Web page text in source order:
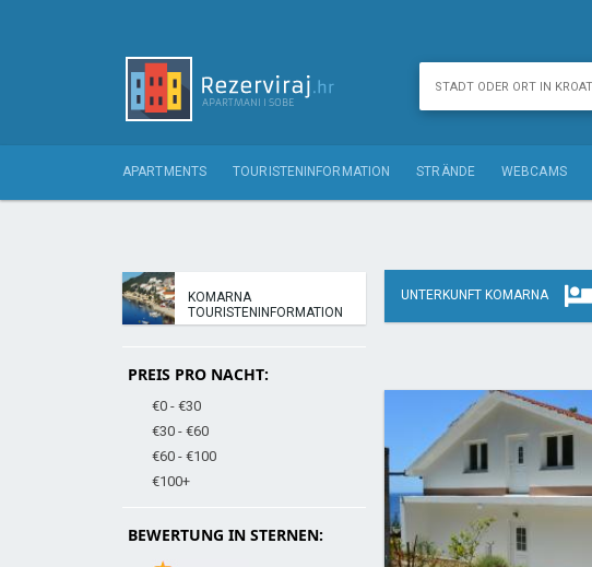
APARTMENTS TOURISTENINFORMATION STRÄNDE WEBCAMS
KOMARNA
TOURISTENINFORMATION
PREIS PRO NACHT:
€0 - €30
€30 - €60
€60 - €100
€100+
BEWERTUNG IN STERNEN:
UNTERKUNFT KOMARNA